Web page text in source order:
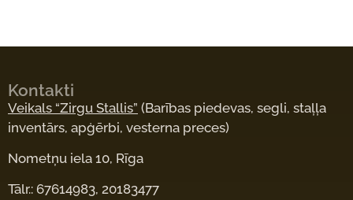
Kontakti
Veikals “Zirgu Stallis” (Barības piedevas, segli, staļļa
inventārs, apģērbi, vesterna preces)
Nometņu iela 10, Rīga
Tālr.: 67614983, 20183477